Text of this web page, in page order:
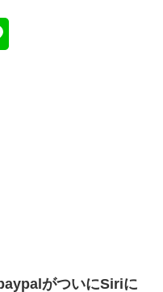
がついにSiriに